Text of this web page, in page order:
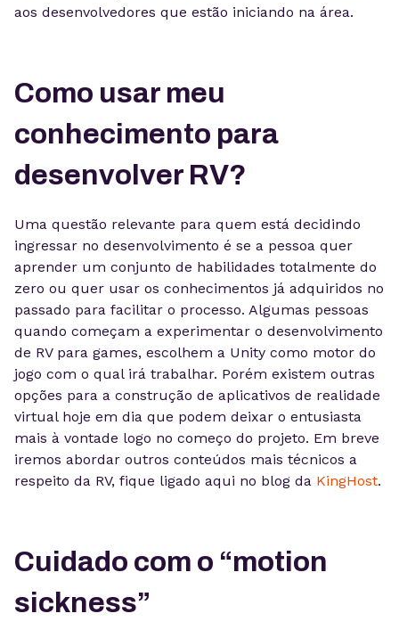
aos desenvolvedores que estão iniciando na área.
Como usar meu
conhecimento para
desenvolver RV?
Uma questão relevante para quem está decidindo
ingressar no desenvolvimento é se a pessoa quer
aprender um conjunto de habilidades totalmente do
zero ou quer usar os conhecimentos já adquiridos no
passado para facilitar o processo. Algumas pessoas
quando começam a experimentar o desenvolvimento
de RV para games, escolhem a Unity como motor do
jogo com o qual irá trabalhar. Porém existem outras
opções para a construção de aplicativos de realidade
virtual hoje em dia que podem deixar o entusiasta
mais à vontade logo no começo do projeto. Em breve
iremos abordar outros conteúdos mais técnicos a
respeito da RV, fique ligado aqui no blog da KingHost.
Cuidado com o “motion
sickness”